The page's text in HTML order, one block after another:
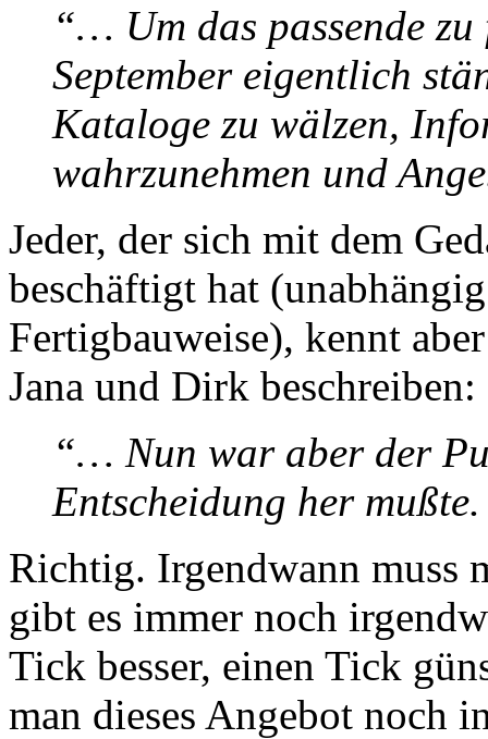
“… Um das passende
September eigentlich
Kataloge zu wälzen,
wahrzunehmen und
Jeder, der sich mit dem
beschäftigt hat
Fertigbauweise), kennt
Jana und Dirk beschreiben:
“… Nun war aber der
Entscheidung her
Richtig. Irgendwann muss
gibt es immer noch
Tick besser, einen Tick
man dieses Angebot noch